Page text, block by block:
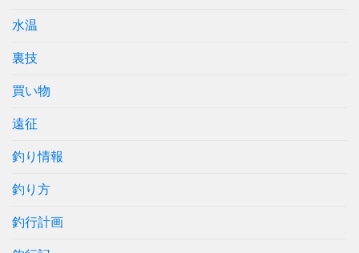
水温
裏技
買い物
遠征
釣り情報
釣り方
釣行計画